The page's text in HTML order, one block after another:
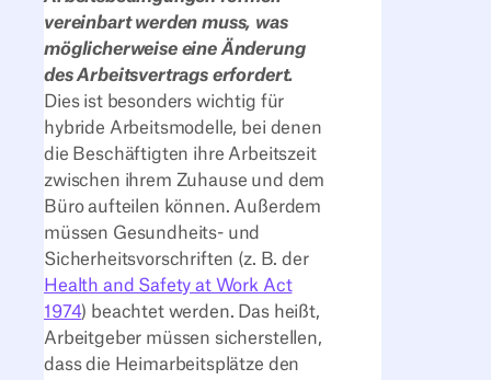
vereinbart werden muss, was
möglicherweise eine Änderung
des Arbeitsvertrags erfordert.
Dies ist besonders wichtig für
hybride Arbeitsmodelle, bei denen
die Beschäftigten ihre Arbeitszeit
zwischen ihrem Zuhause und dem
Büro aufteilen können. Außerdem
müssen Gesundheits- und
Sicherheitsvorschriften (z. B. der
Health and Safety at Work Act
1974) beachtet werden. Das heißt,
Arbeitgeber müssen sicherstellen,
dass die Heimarbeitsplätze den